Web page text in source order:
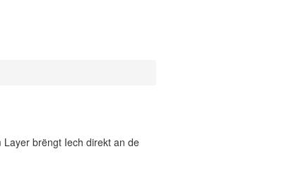
brëngt Iech direkt an de